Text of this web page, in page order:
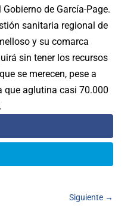
de García-Page.
sanitaria regional de
y su comarca
sin tener los recursos
se merecen, pese a
que aglutina casi 70.000
Siguiente →